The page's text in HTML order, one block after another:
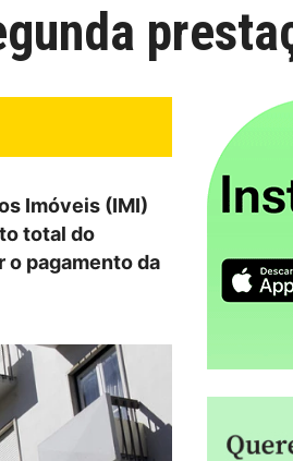
Imóveis (IMI)
total do
o pagamento da